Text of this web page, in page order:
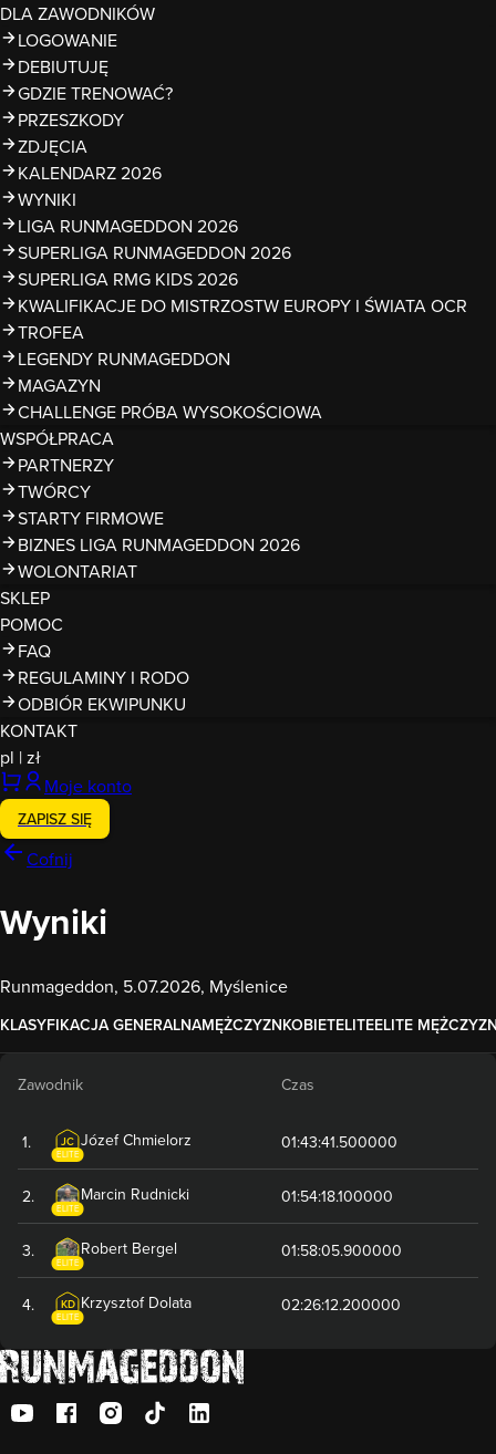
DLA ZAWODNIKÓW
LOGOWANIE
DEBIUTUJĘ
GDZIE TRENOWAĆ?
PRZESZKODY
ZDJĘCIA
KALENDARZ 2026
WYNIKI
LIGA RUNMAGEDDON 2026
SUPERLIGA RUNMAGEDDON 2026
SUPERLIGA RMG KIDS 2026
KWALIFIKACJE DO MISTRZOSTW EUROPY I ŚWIATA OCR
TROFEA
LEGENDY RUNMAGEDDON
MAGAZYN
CHALLENGE PRÓBA WYSOKOŚCIOWA
WSPÓŁPRACA
PARTNERZY
TWÓRCY
STARTY FIRMOWE
BIZNES LIGA RUNMAGEDDON 2026
WOLONTARIAT
SKLEP
POMOC
FAQ
REGULAMINY I RODO
ODBIÓR EKWIPUNKU
KONTAKT
pl |zł
Moje konto
ZAPISZ SIĘ
Cofnij
Wyniki
Runmageddon, 5.07.2026, Myślenice
KLASYFIKACJA GENERALNAMĘŻCZYZNKOBIETELITEELITE
Zawodnik Czas
1. JC
ELITE
Józef Chmielorz 01:43:41.500000
2.
ELITE
Marcin Rudnicki 01:54:18.100000
3.
ELITE
Robert Bergel 01:58:05.900000
4. KD
ELITE
Krzysztof Dolata 02:26:12.200000